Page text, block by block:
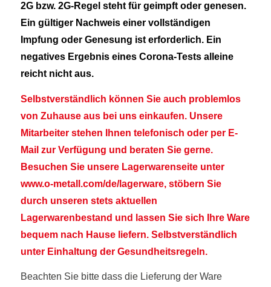
2G bzw. 2G-Regel steht für geimpft oder genesen.
Ein gültiger Nachweis einer vollständigen
Impfung oder Genesung ist erforderlich. Ein
negatives Ergebnis eines Corona-Tests alleine
reicht nicht aus.
Selbstverständlich können Sie auch problemlos
von Zuhause aus bei uns einkaufen. Unsere
Mitarbeiter stehen Ihnen telefonisch oder per E-
Mail zur Verfügung und beraten Sie gerne.
Besuchen Sie unsere Lagerwarenseite unter
www.o-metall.com/de/lagerware, stöbern Sie
durch unseren stets aktuellen
Lagerwarenbestand und lassen Sie sich Ihre Ware
bequem nach Hause liefern. Selbstverständlich
unter Einhaltung der Gesundheitsregeln.
Beachten Sie bitte dass die Lieferung der Ware